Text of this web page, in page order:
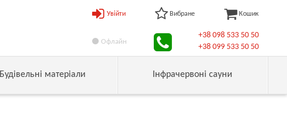
Увійти Вибране Кошик
Офлайн
+38 098 533 50 50
+38 099 533 50 50
Будівельні матеріали Інфрачервоні сауни